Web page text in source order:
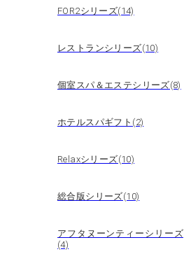
FOR2シリーズ(14)
レストランシリーズ(10)
個室スパ＆エステシリーズ(8)
ホテルスパギフト(2)
Relaxシリーズ(10)
総合版シリーズ(10)
アフタヌーンティーシリーズ
(4)